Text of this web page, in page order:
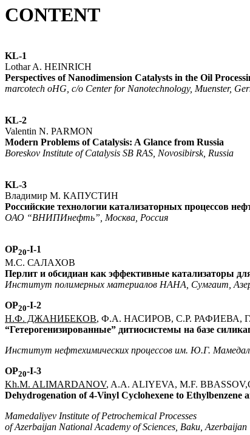
CONTENT
KL-1
Lothar A. HEINRICH
Perspectives of Nanodimension Catalysts in the Oil
marcotech oHG, c/o Center for Nanotechnology, Muenster,
KL-2
Valentin N. PARMON
Modern Problems of Catalysis: A Glance from Russia
Boreskov Institute of Catalysis SB RAS, Novosibirsk, Russia
KL-3
Владимир М. КАПУСТИН
Российские технологии катализаторных процессов
ОАО “ВНИПИнефть”, Москва, Россия
OP20-I-1
М.С. САЛАХОВ
Перлит и обсидиан как эффективные катализаторы
Институт полимерных материалов НАНА, Сумгаит,
OP20-I-2
Н.Ф. ДЖАНИБЕКОВ, Ф.А. НАСИРОВ, С.Р. РАФИЕВА,
“Гетерогенизированные” дитиосистемы на базе
Институт нефтехимических процессов им. Ю.Г.
OP20-I-3
Kh.M. ALIMARDANOV, A.A. ALIYEVA, M.F.
Dehydrogenation of 4-Vinyl Cyclohexene to
Mamedaliyev Institute of Petrochemical Processes
of Azerbaijan National Academy of Sciences, Baku, Azerbaijan